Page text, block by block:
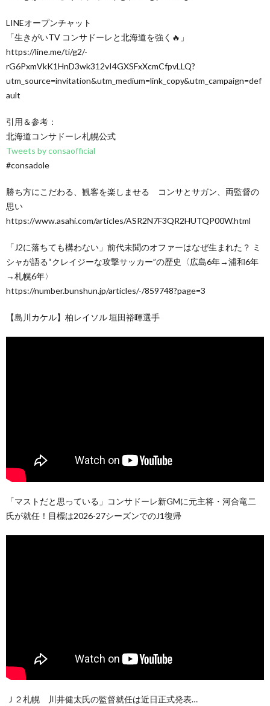
LINEオープンチャット
「生きがいTV コンサドーレと北海道を強く🔥」
https://line.me/ti/g2/-
rG6PxmVkK1HnD3wk312vI4GXSFxXcmCfpvLLQ?
utm_source=invitation&utm_medium=link_copy&utm_campaign=def
ault
引用＆参考：
北海道コンサドーレ札幌公式
Tweets by consaofficial
#consadole
勝ち方にこだわる、観客を楽しませる コンサとサガン、両監督の
思い
https://www.asahi.com/articles/ASR2N7F3QR2HUTQP00W.html
「J2に落ちても構わない」前代未聞のオファーはなぜ生まれた？ ミ
シャが語る“クレイジーな攻撃サッカー”の歴史〈広島6年→浦和6年
→札幌6年〉
https://number.bunshun.jp/articles/-/859748?page=3
【島川カケル】柏レイソル 垣田裕暉選手
「マストだと思っている」コンサドーレ新GMに元主将・河合竜二
氏が就任！目標は2026-27シーズンでのJ1復帰
Ｊ２札幌 川井健太氏の監督就任は近日正式発表…